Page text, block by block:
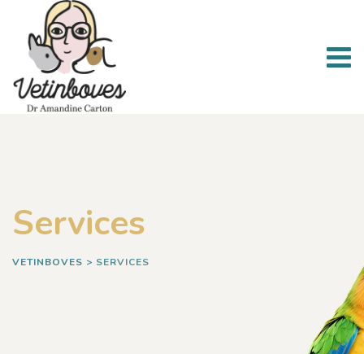
content
Services
VETINBOVES > SERVICES